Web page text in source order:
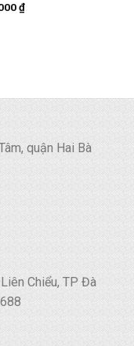
₫
quận Hai Bà
Chiểu, TP Đà